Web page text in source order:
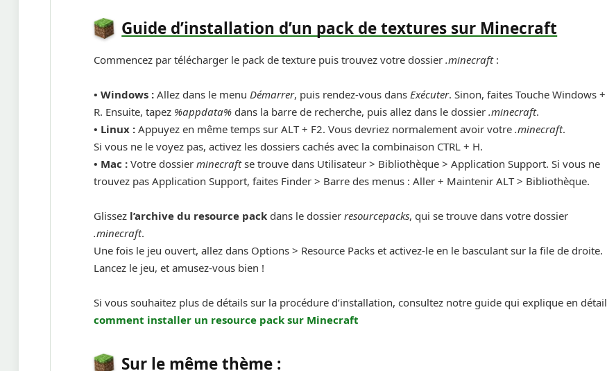
Guide d’installation d’un pack de textures sur Minecraft
Commencez par télécharger le pack de texture puis trouvez votre dossier.minecraft:
• Windows : Allez dans le menuDémarrer, puis rendez-vous dansExécuter. Sinon, faites Touche Windows +
R. Ensuite, tapez %appdata% dans la barre de recherche, puis allez dans le dossier.minecraft.
• Linux : Appuyez en même temps sur ALT + F2. Vous devriez normalement avoir votre.minecraft.
Si vous ne le voyez pas, activez les dossiers cachés avec la combinaison CTRL + H.
• Mac : Votre dossierminecraftse trouve dans Utilisateur > Bibliothèque > Application Support. Si vous ne
trouvez pas Application Support, faites Finder > Barre des menus : Aller + Maintenir ALT > Bibliothèque.
Glissez l’archive du resource pack dans le dossierresourcepacks, qui se trouve dans votre dossier
.minecraft.
Une fois le jeu ouvert, allez dans Options > Resource Packs et activez-le en le basculant sur la file de droite.
Lancez le jeu, et amusez-vous bien !
Si vous souhaitez plus de détails sur la procédure d’installation, consultez notre guide qui explique en détail
comment installer un resource pack sur Minecraft
Sur le même thème :